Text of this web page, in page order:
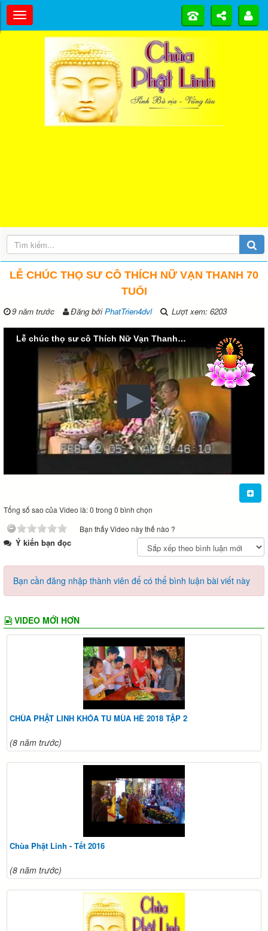
LỄ CHÚC THỌ SƯ CÔ THÍCH NỮ VẠN THANH 70
TUỔI
9 năm trước Đăng bởiPhatTrien4dvl Lượt xem: 6203
Lễ chúc thọ sư cô Thích Nữ Vạn Thanh 70 tuổi
Tổng số sao của Video là: 0 trong 0 bình chọn
Bạn thấy Video này thế nào ?
Ý kiến bạn đọc
Bạn cần đăng nhập thành viên để có thể bình luận bài viết này
VIDEO MỚI HƠN
CHÙA PHẬT LINH KHÓA TU MÙA HÈ 2018 TẬP 2
(8 năm trước)
Chùa Phật Linh - Tết 2016
(8 năm trước)